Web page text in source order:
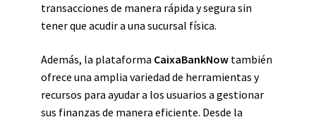
transacciones de manera rápida y segura sin
tener que acudir a una sucursal física.
Además, la plataforma CaixaBankNow también
ofrece una amplia variedad de herramientas y
recursos para ayudar a los usuarios a gestionar
sus finanzas de manera eficiente. Desde la